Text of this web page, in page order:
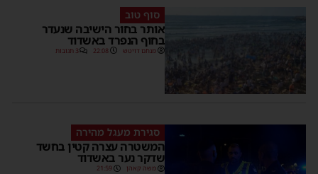
סוף טוב
אותר בחור הישיבה שנעדר
בחוף הנפרד באשדוד
מנחם דויטש 22:08 3 תגובות
סגירת מעגל מהירה
המשטרה עצרה קטין בחשד
שדקר נער באשדוד
משה קאהן 21:59